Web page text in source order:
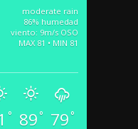
moderate rain
86% humedad
viento: 9m/s OSO
MAX 81 • MIN 81
° 89 ° 79 °